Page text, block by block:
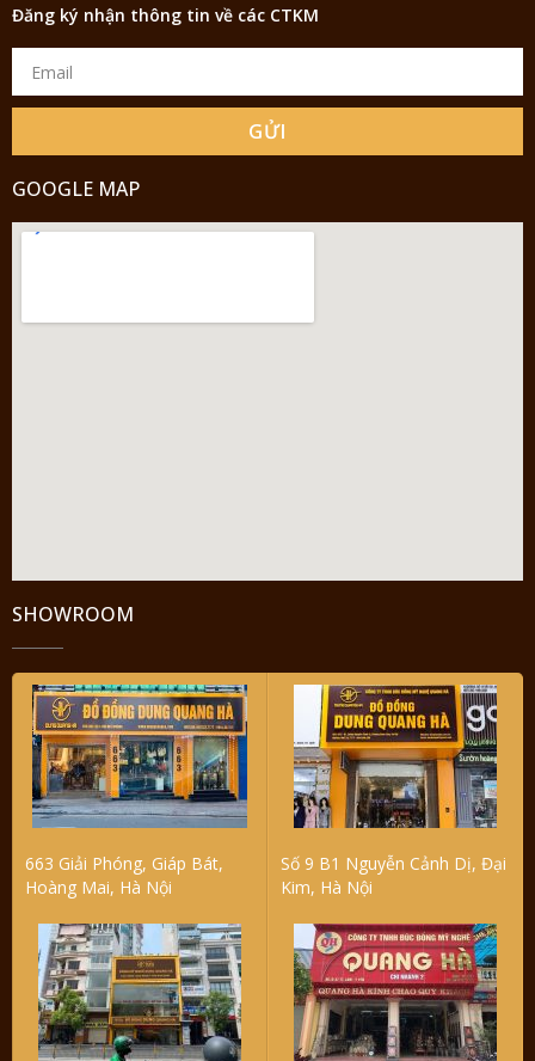
Đăng ký nhận thông tin về các CTKM
GỬI
GOOGLE MAP
SHOWROOM
663 Giải Phóng, Giáp Bát,
Hoàng Mai, Hà Nội
Số 9 B1 Nguyễn Cảnh Dị, Đại
Kim, Hà Nội